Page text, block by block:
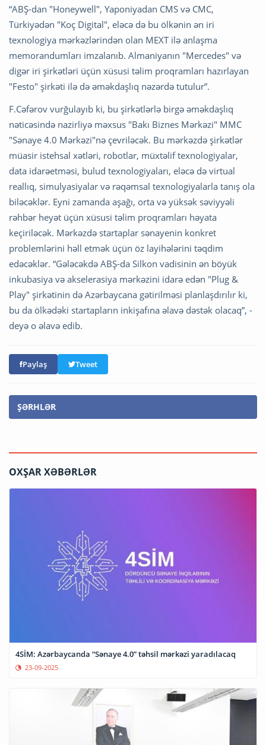
“ABŞ-dan "Honeywell", Yaponiyadan CMS və CMC,
Türkiyədən "Koç Digital", eləcə də bu ölkənin ən iri
texnologiya mərkəzlərindən olan MEXT ilə anlaşma
memorandumları imzalanıb. Almaniyanın "Mercedes" və
digər iri şirkətləri üçün xüsusi təlim proqramları hazırlayan
"Festo" şirkəti ilə də əməkdaşlıq nəzərdə tutulur”.
F.Cəfərov vurğulayıb ki, bu şirkətlərlə birgə əməkdaşlıq
nəticəsində nazirliyə məxsus "Bakı Biznes Mərkəzi" MMC
"Sənaye 4.0 Mərkəzi"nə çevriləcək. Bu mərkəzdə şirkətlər
müasir istehsal xətləri, robotlar, müxtəlif texnologiyalar,
data idarəetməsi, bulud texnologiyaları, eləcə də virtual
reallıq, simulyasiyalar və rəqəmsal texnologiyalarla tanış ola
biləcəklər. Eyni zamanda aşağı, orta və yüksək səviyyəli
rəhbər heyət üçün xüsusi təlim proqramları həyata
keçiriləcək. Mərkəzdə startaplar sənayenin konkret
problemlərini həll etmək üçün öz layihələrini təqdim
edəcəklər. “Gələcəkdə ABŞ-da Silkon vadisinin ən böyük
inkubasiya və akselerasiya mərkəzini idarə edən "Plug &
Play" şirkətinin də Azərbaycana gətirilməsi planlaşdırılır ki,
bu da ölkədəki startapların inkişafına əlavə dəstək olacaq”, -
deyə o əlavə edib.
Paylaş Tweet
ŞƏRHLƏR
OXŞAR XƏBƏRLƏR
4SİM: Azərbaycanda “Sənaye 4.0” təhsil mərkəzi yaradılacaq
23-09-2025